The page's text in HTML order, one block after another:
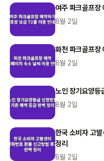
여주 파크골프장
8월 2일
화천 파크골프장
8월 2일
노인 장기요양등
8월 2일
한국 소비자 고
정리
8월 2일